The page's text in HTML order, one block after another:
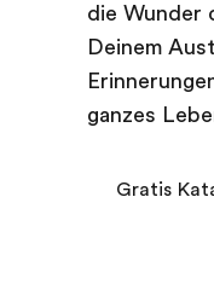
die Wunder
Deinem
ganzes
Gratis